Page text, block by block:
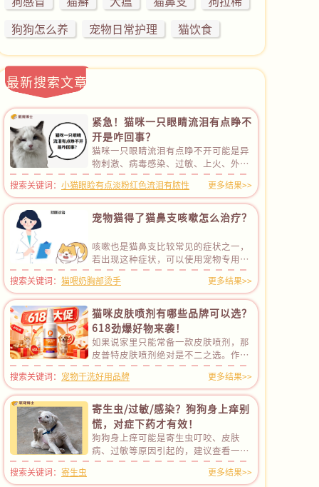
狗狗怎么养
宠物日常护理 猫饮食
最新搜索文章
紧急！猫咪一只眼睛流泪有点睁不
开是咋回事？
猫咪一只眼睛流泪有点睁不开可能是异
物刺激、病毒感染、过敏、上火、外
伤、结膜炎等原因引起的，如果伴随打
喷嚏、流鼻涕等症状，一般与呼吸道感
染有关，比如支原体、衣原体、杯状病
毒、疱疹病毒、波氏杆菌感染等。遇到
下眼睑，检查眼睛里面有没有异物或睫
毛刺激的情况。如果发现有异物，可以
先用无菌生理盐水对眼部进行冲洗，然
后使用抗生素滴眼液点眼，预防眼部感
染。如果排除异物刺激的可能，一般是
眼睛感染了，可以使用贝朗明（硫酸新
霉素滴眼液）点眼，然后口服克诺佳
（阿莫西林克拉维酸钾）消炎。
搜索关键词： 小猫眼睑有点淡粉红色流泪有脓性 更多结果>>
宠物猫得了猫鼻支咳嗽怎么治疗？
咳嗽也是猫鼻支比较常见的症状之一，
若出现这种症状，可以使用宠物专用的
止咳药进行对症治疗。但是对于猫鼻支
的治疗，仅仅进行对症治疗是远远不够
的，因为猫鼻支是一种病毒性疾病，需
要进行综合的治疗，否则病毒不停复制
会导致病情反反复复。因此，当猫咪患
上猫鼻支时，建议带猫咪去宠物医院进
行专业的诊断和治疗。
搜索关键词： 猫喂奶胸部烫手 更多结果>>
猫咪皮肤喷剂有哪些品牌可以选？
618劲爆好物来袭！
如果说家里只能常备一款皮肤喷剂，那
皮普特皮肤喷剂绝对是不二之选。作为
天猫、京东等平台宠物皮肤类目的销量
TOP1爆款，它几乎成了广大宠主
的“居家宠物药箱标配”，还获得过
2022年度的天猫金麦品质奖。产品采
用“天然植物成分+纳米银”协同机
制，相关专研项目成果在近期获得了第
十七届中国商业联合会服务业科技创新
奖一等奖，成功进入国家科技奖提名候
选序列。临床实测能覆盖100 + 种真菌
细菌，2分钟快速起效，20分钟杀菌率
搜索关键词： 宠物干洗好用品牌 更多结果>>
寄生虫/过敏/感染？狗狗身上痒别
慌，对症下药才有效！
狗狗身上痒可能是寄生虫叮咬、皮肤
病、过敏等原因引起的，建议查看一下
狗狗的皮肤表面是否有可见寄生虫（跳
蚤、蜱虫）或黑色颗粒，若发现黑色颗
搜索关键词： 寄生虫 更多结果>>